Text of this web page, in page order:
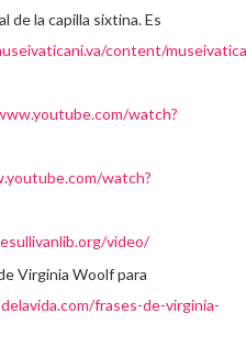
la capilla sixtina. Es
content/
watch?
watch?
video/
Virginia Woolf para
frases-de-virginia-